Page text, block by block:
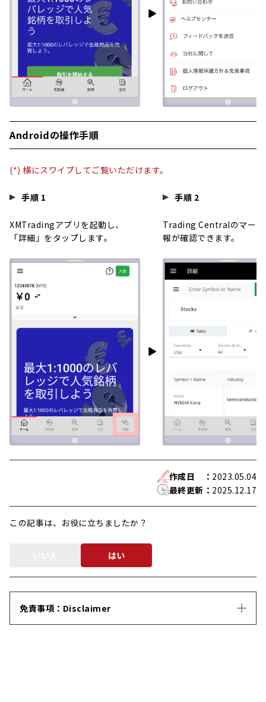
Androidの操作手順
(*) 横にスワイプしてご覧いただけます。
手順 1
XMTradingアプリを起動し、
「詳細」をタップします。
手順 2
Trading Centralのマーケ
報が確認できます。
作成日 ： 2023.05.04
最終更新 ： 2025.12.17
この記事は、お役に立ちましたか？
はい
免責事項：Disclaimer